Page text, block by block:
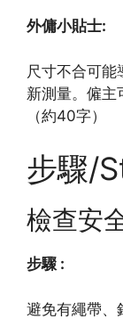
外傭小貼士:
尺寸不合可
新測量。僱主
（約40字）
步驟/
檢查安
步驟 :
避免有繩帶、